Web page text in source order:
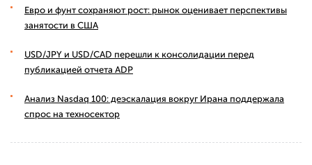
Евро и фунт сохраняют рост: рынок оценивает перспективы
занятости в США
USD/JPY и USD/CAD перешли к консолидации перед
публикацией отчета ADP
Анализ Nasdaq 100: деэскалация вокруг Ирана поддержала
спрос на техносектор